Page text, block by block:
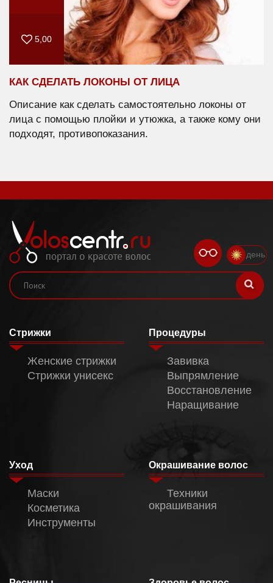
5,00
КАК СДЕЛАТЬ ЛОКОНЫ ОТ ЛИЦА
Описание как сделать самостоятельно локоны от
лица с помощью плойки и утюжка, а также кому они
подходят, противопоказания.
день
Стрижки
Женские стрижки
Стрижки унисекс
Процедуры
Завивка
Выпрямление
Восстановление
Наращивание
Уход
Маски
Косметика
Инструменты
Окрашивание волос
Техники
окрашивания